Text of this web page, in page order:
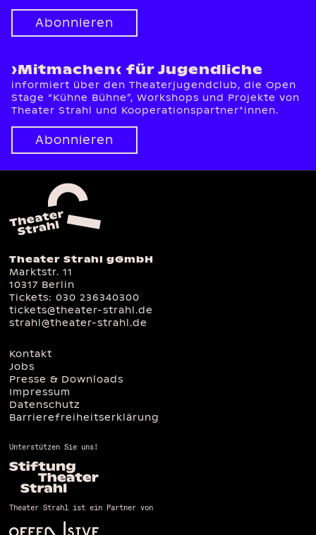
Abonnieren
›Mitmachen‹ für Jugendliche
informiert über den Theaterjugendclub, die Open
Stage “Kühne Bühne”, Workshops und Projekte von
Theater Strahl und Kooperationspartner*innen.
Abonnieren
Theater Strahl gGmbH
Marktstr. 11
10317 Berlin
Tickets:030 236340300
tickets@theater-strahl.de
strahl@theater-strahl.de
Kontakt
Jobs
Presse & Downloads
Impressum
Datenschutz
Barrierefreiheitserklärung
Unterstützen Sie uns!
Theater Strahl ist ein Partner von